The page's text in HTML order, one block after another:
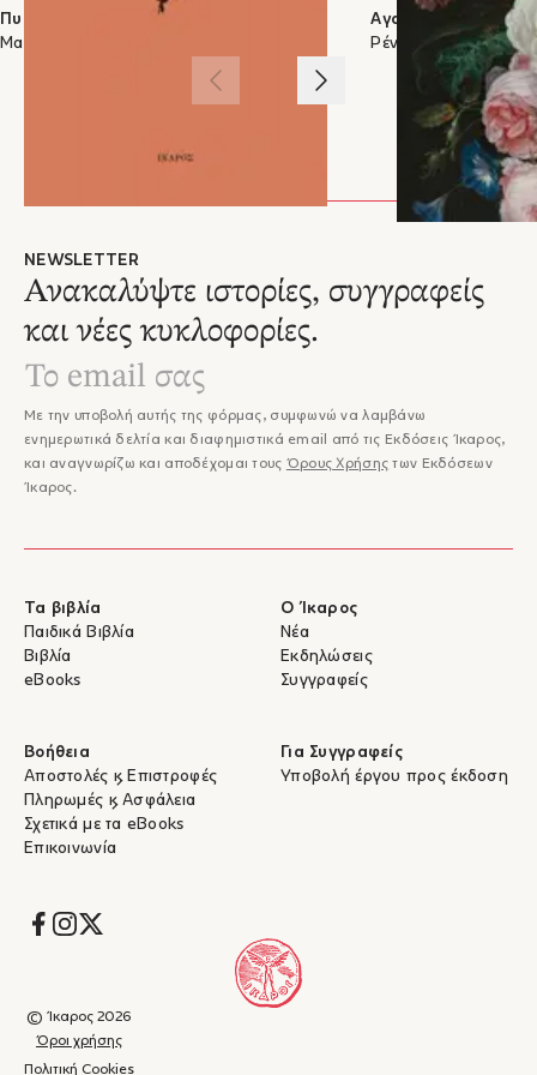
αισθητική. Από το 1992, συστηματικά και παράλληλα με το ψυχαναλυτικό
δημοσιοποιεί και το ποιητικό του έργο, εκθέτοντας τον εαυτό του και τον αναγνώστη
στη διφωνία και στη διαφωνία των δύο λόγων.Επισκεφθείτε την προσωπική σελίδα
Πυροτεχνήματα κάτω από τον ήλιο
Μαρία Α. Ιωάννου
Αγαπητή
Ρένα Λούνα
NEWSLETTER
Ανακαλύψτε ιστορίες, συγγραφείς
και νέες κυκλοφορίες.
Με την υποβολή αυτής της φόρμας, συμφωνώ να λαμβάνω
ενημερωτικά δελτία και διαφημιστικά email από τις Εκδόσεις Ίκαρος,
και αναγνωρίζω και αποδέχομαι τους Όρους Χρήσης των Εκδόσεων
Ίκαρος.
Τα βιβλία
Παιδικά Βιβλία
Βιβλία
eBooks
Ο Ίκαρος
Νέα
Εκδηλώσεις
Συγγραφείς
Βοήθεια
Αποστολές & Επιστροφές
Πληρωμές & Ασφάλεια
Σχετικά με τα eBooks
Επικοινωνία
Για Συγγραφείς
Υποβολή έργου προς έκδοση
Socials
© Ίκαρος 2026
Όροι χρήσης
Πολιτική Cookies